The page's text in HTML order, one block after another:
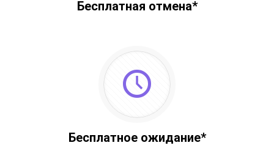
Бесплатная отмена*
Бесплатное ожидание*